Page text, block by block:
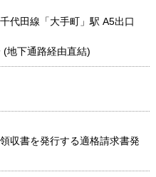
代田線「大手町」駅 A5出口
地下通路経由直結)
収書を発行する適格請求書発